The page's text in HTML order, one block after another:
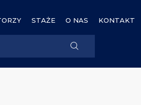
STAŻE O NAS KONTAKT